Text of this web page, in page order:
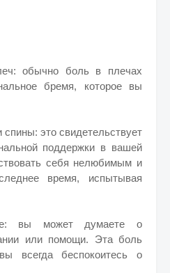
обычно боль в плечах
бремя, которое вы
это свидетельствует
поддержки в вашей
себя нелюбимым и
время, испытывая
вы может думаете о
или помощи. Эта боль
всегда беспокоитесь о